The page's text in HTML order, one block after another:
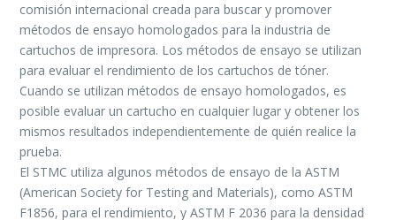
comisión internacional creada para buscar y promover
métodos de ensayo homologados para la industria de
cartuchos de impresora. Los métodos de ensayo se utilizan
para evaluar el rendimiento de los cartuchos de tóner.
Cuando se utilizan métodos de ensayo homologados, es
posible evaluar un cartucho en cualquier lugar y obtener los
mismos resultados independientemente de quién realice la
prueba.
El STMC utiliza algunos métodos de ensayo de la ASTM
(American Society for Testing and Materials), como ASTM
F1856, para el rendimiento, y ASTM F 2036 para la densidad